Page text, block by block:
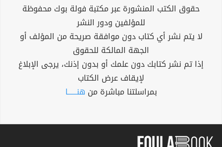
حقوق الكتب المنشورة عبر مكتبة فولة بوك محفوظة
للمؤلفين ودور النشر
لا يتم نشر أي كتاب دون موافقة صريحة من المؤلف أو
الجهة المالكة للحقوق
إذا تم نشر كتابك دون علمك أو بدون إذنك، يرجى الإبلاغ
لإيقاف عرض الكتاب
بمراسلتنا مباشرة من هنــــــا